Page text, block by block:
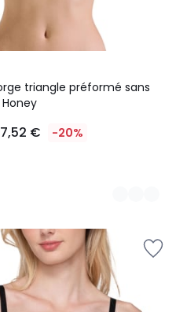
triangle préformé sans
€ -20%